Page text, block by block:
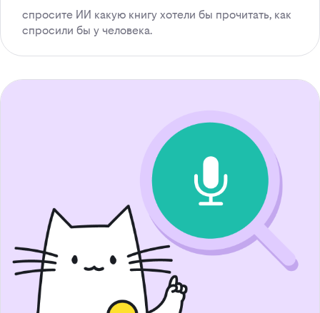
спросите ИИ какую книгу хотели бы прочитать, как
спросили бы у человека.